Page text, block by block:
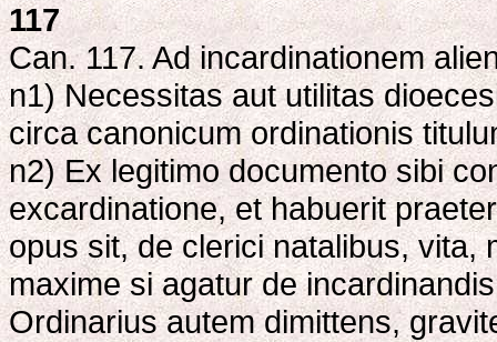
117
Can. 117. Ad incardinationem
n1) Necessitas aut utilitas
circa canonicum ordinationis
n2) Ex legitimo documento sibi
excardinatione, et habuerit
opus sit, de clerici natalibus, vita,
maxime si agatur de
Ordinarius autem dimittens,